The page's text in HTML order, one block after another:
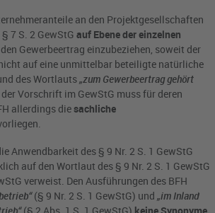
an den Projektgesellschaften
7 S. 2 GewStGauf Ebene der einzelnen
Gewerbeertrag einzubeziehen, soweit der
auf eine unmittelbar beteiligte natürliche
des Wortlauts„zum Gewerbeertrag gehört
Vorschrift im GewStG muss für deren
allerdings diesachliche
Anwendbarkeit des § 9 Nr. 2 S. 1 GewStG
auf den Wortlaut des § 9 Nr. 2 S. 1 GewStG
verweist. Den Ausführungen des BFH
(§ 9 Nr. 2 S. 1 GewStG) und„im Inland